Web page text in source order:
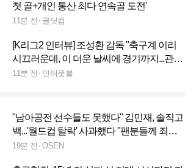
첫 골+개인 통산 최다 연속골 도전’
11분 전 골닷컴
[K리그2 인터뷰] 조성환 감독 "축구계 이리
시끄러운데, 이 더운 날씨에 경기까지...관중
들 걱정돼"
11분 전 인터풋볼
"남아공전 선수들도 못했다" 김민재, 솔직고
백...'월드컵 탈락' 사과했다 "팬분들께 죄송,
내부 분위기 많이 바꿀 것"
19분 전 OSEN